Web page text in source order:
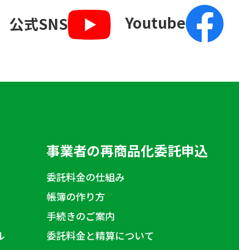
公式SNS Youtube
事業者の再商品化委託申込
委託料金の仕組み
帳簿の作り方
手続きのご案内
委託料金と精算について